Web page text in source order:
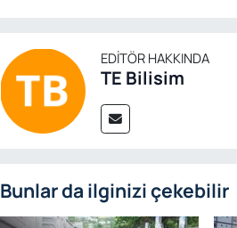
EDITÖR HAKKINDA
TE Bilisim
Bunlar da ilginizi çekebilir